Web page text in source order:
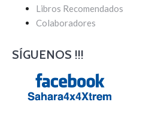
Libros Recomendados
Colaboradores
SÍGUENOS !!!